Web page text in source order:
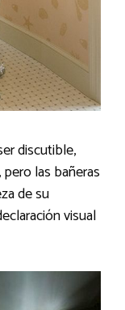
discutible,
las bañeras
de su
visual